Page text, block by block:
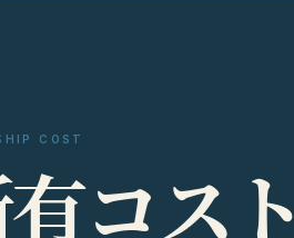
COST
有コス ト